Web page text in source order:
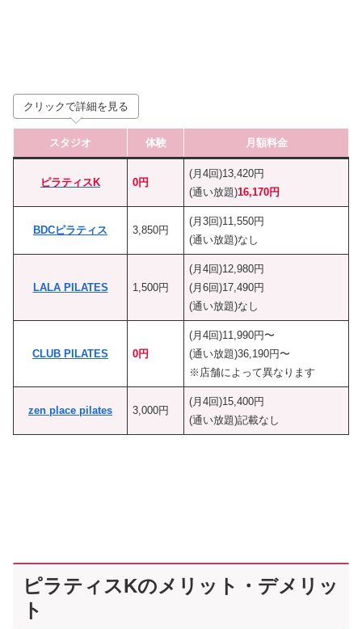
クリックで詳細を見る
スタジオ 体験 月額料金
ピラティスK 0円
(月4回)13,420円
(通い放題)16,170円
BDCピラティス 3,850円
(月3回)11,550円
(通い放題)なし
LALA PILATES 1,500円
(月4回)12,980円
(月6回)17,490円
(通い放題)なし
CLUB PILATES 0円
(月4回)11,990円〜
(通い放題)36,190円〜
※店舗によって異なります
zen place pilates 3,000円
(月4回)15,400円
(通い放題)記載なし
ピラティスKのメリット・デメリッ
ト